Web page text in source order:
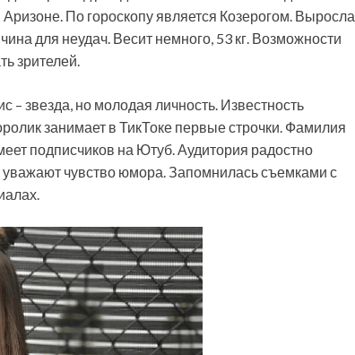
По гороскопу является Козерогом. Выросла
для неудач. Весит немного, 53 кг. Возможности
зрителей.
– звезда, но молодая личность. Известность
занимает в ТикТоке первые строчки. Фамилия
подписчиков на Ютуб. Аудитория радостно
уважают чувство юмора. Запомнилась съемками с